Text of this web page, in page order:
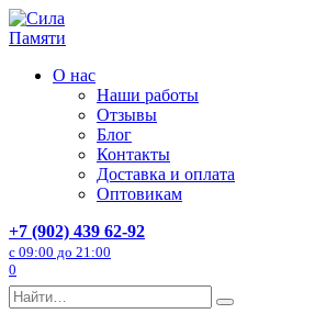
О нас
Наши работы
Отзывы
Блог
Контакты
Доставка и оплата
Оптовикам
+7 (902) 439 62-92
с 09:00 до 21:00
0